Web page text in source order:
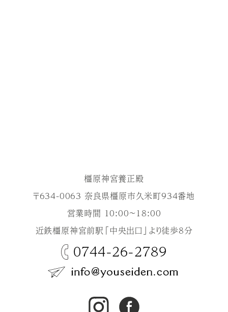
橿原神宮養正殿
〒634-0063 奈良県橿原市久米町934番地
営業時間 10:00～18:00
近鉄橿原神宮前駅「中央出口」より徒歩8分
0744-26-2789